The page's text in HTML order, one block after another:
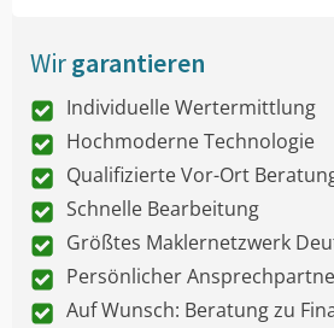
Wirgarantieren
Individuelle Wertermittlung
Hochmoderne Technologie
Qualifizierte Vor-Ort
Schnelle Bearbeitung
Größtes Maklernetzwerk
Persönlicher
Auf Wunsch: Beratung zu